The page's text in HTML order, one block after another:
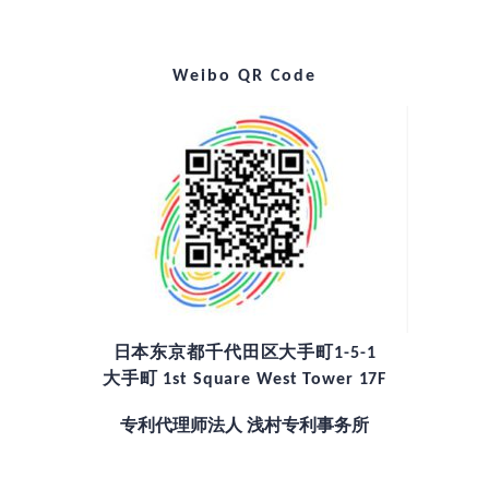
Weibo QR Code
日本东京都千代田区大手町1-5-1
大手町 1st Square West Tower 17F
专利代理师法人 浅村专利事务所